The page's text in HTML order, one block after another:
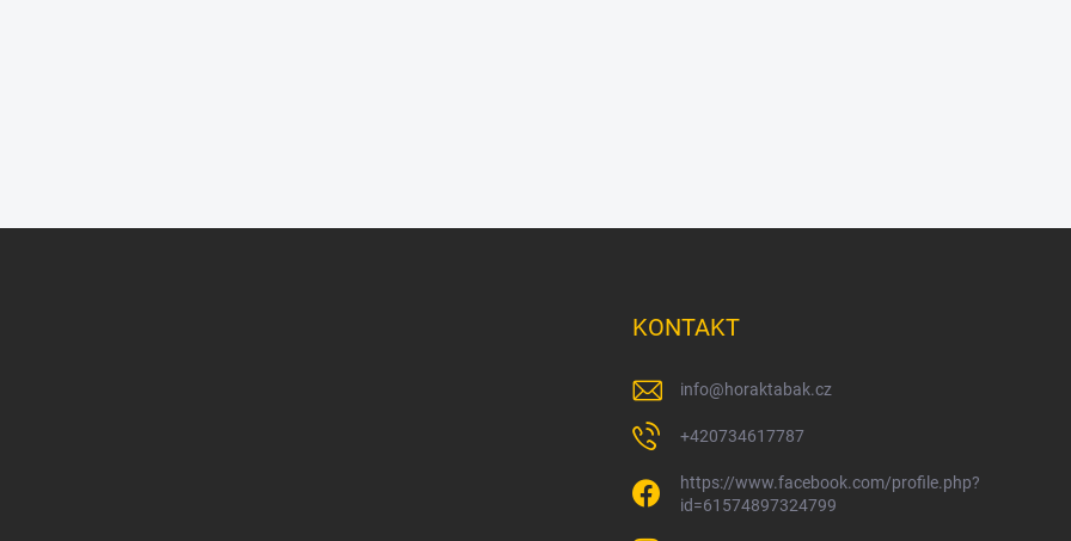
KONTAKT
info@horaktabak.cz
+420734617787
https://www.facebook.com/profile.php?
id=61574897324799